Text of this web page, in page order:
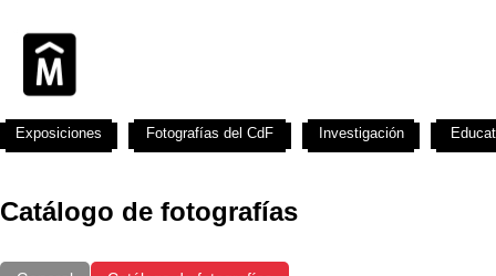
Catálogo de fotografías
Exposiciones Fotografías del CdF Investigación